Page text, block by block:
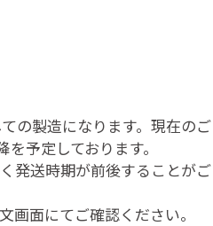
の製造になります。現在のご
予定しております。
発送時期が前後することがご
面にてご確認ください。